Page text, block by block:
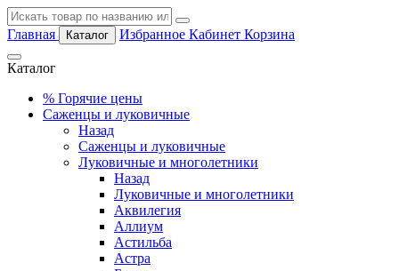
Главная Каталог Избранное Кабинет Корзина
Каталог
% Горячие цены
Саженцы и луковичные
Назад
Саженцы и луковичные
Луковичные и многолетники
Назад
Луковичные и многолетники
Аквилегия
Аллиум
Астильба
Астра